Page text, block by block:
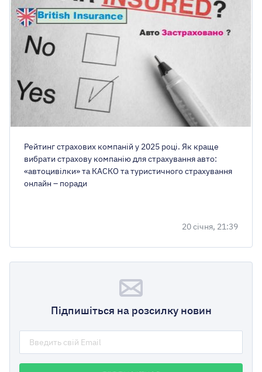
Рейтинг страхових компаній у 2025 році. Як краще
вибрати страхову компанію для страхування авто:
«автоцивілки» та КАСКО та туристичного страхування
онлайн – поради
20 січня, 21:39
Підпишіться на розсилку новин